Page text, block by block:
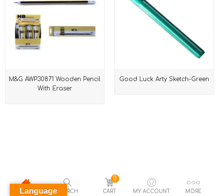
M&G AWP30871 Wooden Pencil
With Eraser
Good Luck Arty Sketch-Green
HOME SEARCH
0
CART MY ACCOUNT MORE
Language